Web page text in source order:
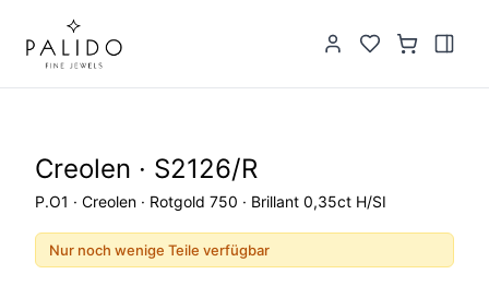
Creolen · S2126/R
P.O1 · Creolen · Rotgold 750 · Brillant 0,35ct H/SI
Nur noch wenige Teile verfügbar